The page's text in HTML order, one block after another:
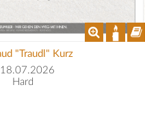
"Traudl" Kurz
Hard